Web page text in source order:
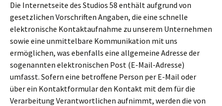
Die Internetseite des Studios 58 enthält aufgrund von
gesetzlichen Vorschriften Angaben, die eine schnelle
elektronische Kontaktaufnahme zu unserem Unternehmen
sowie eine unmittelbare Kommunikation mit uns
ermöglichen, was ebenfalls eine allgemeine Adresse der
sogenannten elektronischen Post (E-Mail-Adresse)
umfasst. Sofern eine betroffene Person per E-Mail oder
über ein Kontaktformular den Kontakt mit dem für die
Verarbeitung Verantwortlichen aufnimmt, werden die von